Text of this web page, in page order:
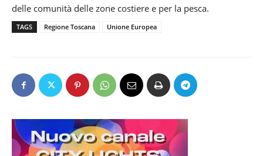
delle comunità delle zone costiere e per la pesca.
TAGS Regione Toscana Unione Europea